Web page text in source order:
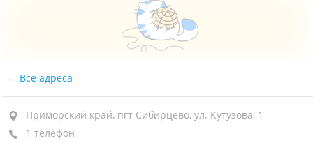
Все адреса
Приморский край, пгт Сибирцево, ул. Кутузова, 1
1 телефон